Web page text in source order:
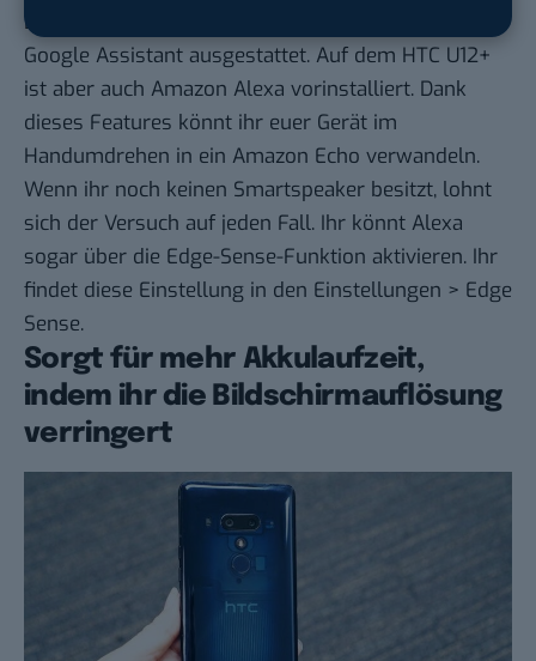
Die meisten Android-Smartphones sind mit dem
Google Assistant ausgestattet. Auf dem HTC U12+
ist aber auch Amazon Alexa vorinstalliert. Dank
dieses Features könnt ihr euer Gerät im
Handumdrehen in ein Amazon Echo verwandeln.
Wenn ihr noch keinen Smartspeaker besitzt, lohnt
sich der Versuch auf jeden Fall. Ihr könnt Alexa
sogar über die Edge-Sense-Funktion aktivieren. Ihr
findet diese Einstellung in den Einstellungen > Edge
Sense.
Sorgt für mehr Akkulaufzeit,
indem ihr die Bildschirmauflösung
verringert